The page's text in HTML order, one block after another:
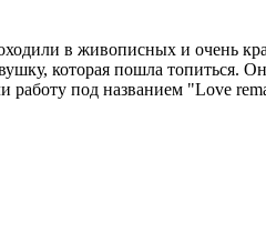
в живописных и очень
которая пошла топиться.
работу под названием "Love